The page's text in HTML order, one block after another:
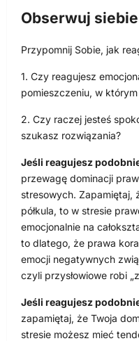
Obserwuj siebie
Przypomnij Sobie, jak
1. Czy reagujesz
pomieszczeniu, w którym
2. Czy raczej jesteś
szukasz rozwiązania?
Jeśli reagujesz
przewagę dominacji
stresowych. Zapamiętaj,
półkula, to w stresie
emocjonalnie na
to dlatego, że prawa
emocji negatywnych
czyli przysłowiowe robi „z
Jeśli reagujesz
zapamiętaj, że Twoja
stresie możesz mieć